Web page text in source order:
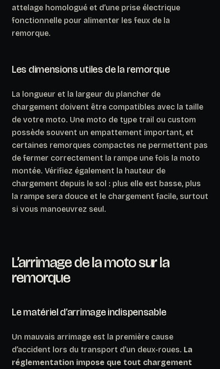
attelage homologué et d’une prise électrique
fonctionnelle pour alimenter les feux de la
remorque.
Les dimensions utiles de la remorque
La longueur et la largeur du plancher de
chargement doivent être compatibles avec la taille
de votre moto. Une moto de type trail ou custom
possède souvent un empattement important, et
certaines remorques compactes ne permettent pas
de fermer correctement la rampe une fois la moto
montée. Vérifiez également la hauteur de
chargement depuis le sol : plus elle est basse, plus
la rampe sera douce et le chargement facile, surtout
si vous manoeuvrez seul.
L’arrimage de la moto sur la
remorque
Le matériel d’arrimage indispensable
Un mauvais arrimage est la première cause
d’accident lors du transport d’un deux-roues. La
réglementation impose que tout chargement